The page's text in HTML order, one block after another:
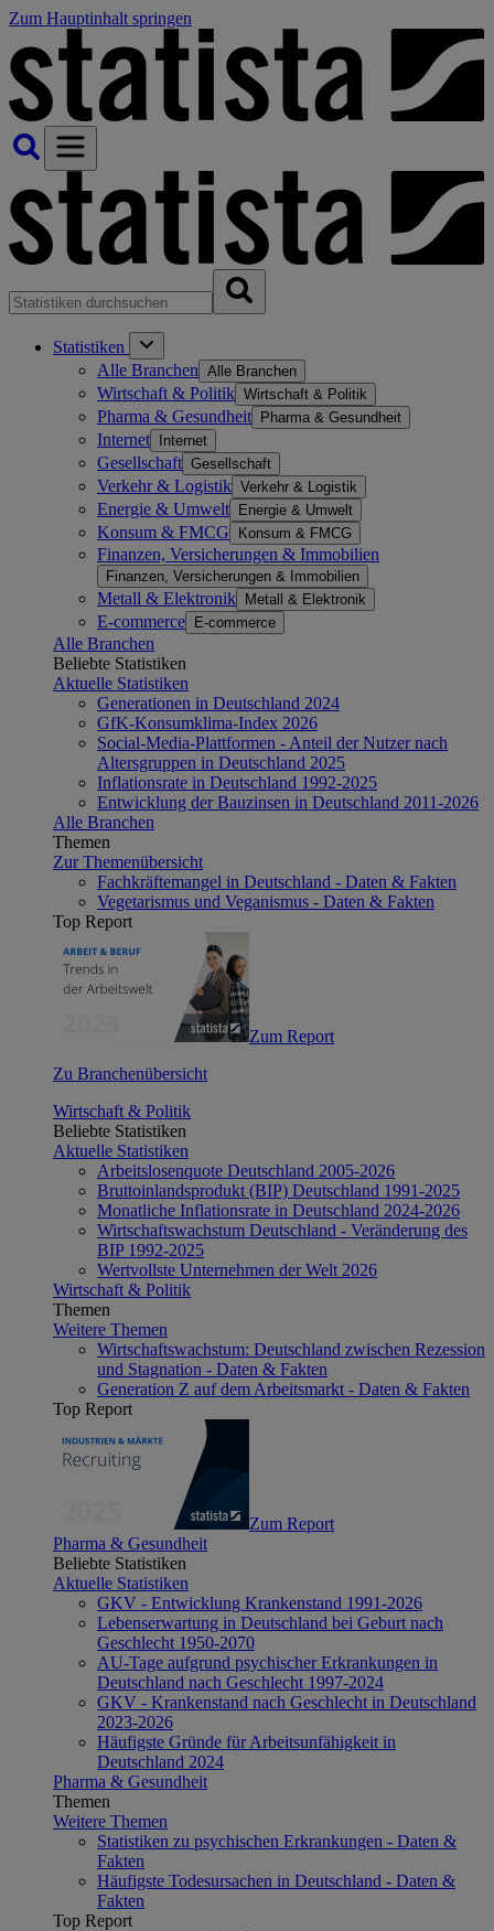
Zum Hauptinhalt springen
Statistiken
Alle Branchen Alle Branchen
Wirtschaft & Politik Wirtschaft & Politik
Pharma & Gesundheit Pharma & Gesundheit
Internet Internet
Gesellschaft Gesellschaft
Verkehr & Logistik Verkehr & Logistik
Energie & Umwelt Energie & Umwelt
Konsum & FMCG Konsum & FMCG
Finanzen, Versicherungen & Immobilien
Finanzen, Versicherungen & Immobilien
Metall & Elektronik Metall & Elektronik
E-commerce E-commerce
Alle Branchen
Beliebte Statistiken
Aktuelle Statistiken
Generationen in Deutschland 2024
GfK-Konsumklima-Index 2026
Social-Media-Plattformen - Anteil der Nutzer nach
Altersgruppen in Deutschland 2025
Inflationsrate in Deutschland 1992-2025
Entwicklung der Bauzinsen in Deutschland 2011-2026
Alle Branchen
Themen
Zur Themenübersicht
Fachkräftemangel in Deutschland - Daten & Fakten
Vegetarismus und Veganismus - Daten & Fakten
Top Report
Zum Report
Zu Branchenübersicht
Wirtschaft & Politik
Beliebte Statistiken
Aktuelle Statistiken
Arbeitslosenquote Deutschland 2005-2026
Bruttoinlandsprodukt (BIP) Deutschland 1991-2025
Monatliche Inflationsrate in Deutschland 2024-2026
Wirtschaftswachstum Deutschland - Veränderung des
BIP 1992-2025
Wertvollste Unternehmen der Welt 2026
Wirtschaft & Politik
Themen
Weitere Themen
Wirtschaftswachstum: Deutschland zwischen Rezession
und Stagnation - Daten & Fakten
Generation Z auf dem Arbeitsmarkt - Daten & Fakten
Top Report
Zum Report
Pharma & Gesundheit
Beliebte Statistiken
Aktuelle Statistiken
GKV - Entwicklung Krankenstand 1991-2026
Lebenserwartung in Deutschland bei Geburt nach
Geschlecht 1950-2070
AU-Tage aufgrund psychischer Erkrankungen in
Deutschland nach Geschlecht 1997-2024
GKV - Krankenstand nach Geschlecht in Deutschland
2023-2026
Häufigste Gründe für Arbeitsunfähigkeit in
Deutschland 2024
Pharma & Gesundheit
Themen
Weitere Themen
Statistiken zu psychischen Erkrankungen - Daten &
Fakten
Häufigste Todesursachen in Deutschland - Daten &
Fakten
Top Report